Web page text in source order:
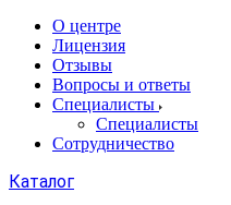
О центре
Лицензия
Отзывы
Вопросы и ответы
Специалисты
Специалисты
Сотрудничество
Каталог